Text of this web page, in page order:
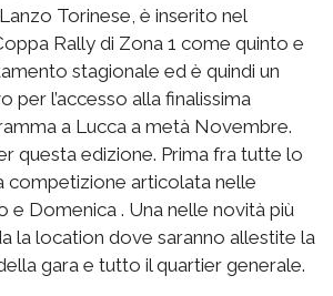
Torinese, è inserito nel
Rally di Zona 1 come quinto e
stagionale ed è quindi un
per l’accesso alla finalissima
a Lucca a metà Novembre.
questa edizione. Prima fra tutte lo
competizione articolata nelle
e Domenica . Una nelle novità più
la location dove saranno allestite la
gara e tutto il quartier generale.